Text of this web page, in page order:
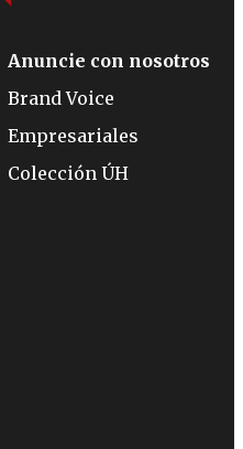
Anuncie con nosotros
Brand Voice
Empresariales
Colección ÚH